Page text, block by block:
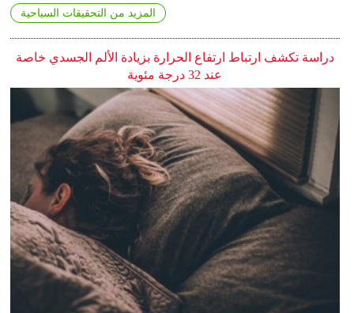
المزيد من التحقيقات السياحية
دراسة تكشف ارتباط ارتفاع الحرارة بزيادة الألم الجسدي خاصة
عند 32 درجة مئوية